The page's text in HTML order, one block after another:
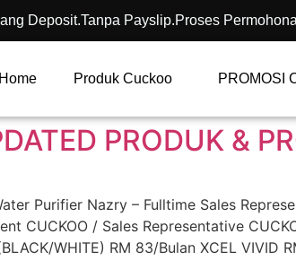
Deposit.Tanpa Payslip.Proses
Home Produk Cuckoo PROMOSI
PRODUK &
Purifier Nazry – Fulltime Sales
CUCKOO / Sales Representative
WHITE) RM 83/Bulan XCEL VIVID